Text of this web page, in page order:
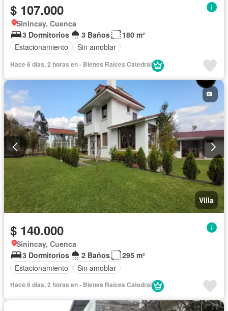
$ 107.000
Sinincay, Cuenca
3 Dormitorios
3 Baños
180 m²
Estacionamiento
Sin amoblar
Hace 6 días, 2 horas en - Bienes Raíces Catedral
Villa
$ 140.000
Sinincay, Cuenca
3 Dormitorios
2 Baños
295 m²
Estacionamiento
Sin amoblar
Hace 6 días, 2 horas en - Bienes Raíces Catedral